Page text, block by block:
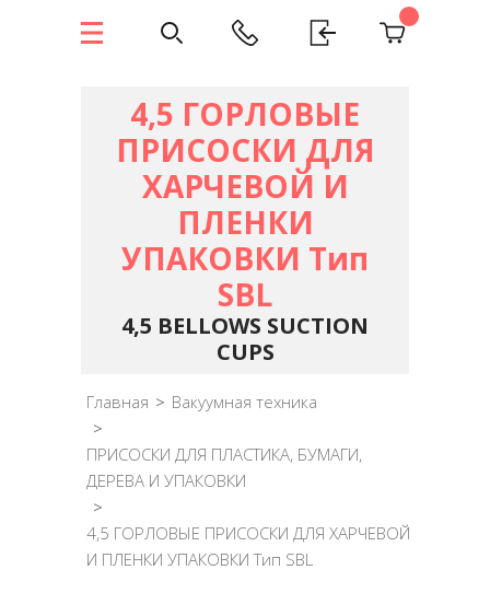
4,5 ГОРЛОВЫЕ
ПРИСОСКИ ДЛЯ
ХАРЧЕВОЙ И
ПЛЕНКИ
УПАКОВКИ Тип
SBL
4,5 BELLOWS SUCTION
CUPS
Главная > Вакуумная техника
>
ПРИСОСКИ ДЛЯ ПЛАСТИКА, БУМАГИ,
ДЕРЕВА И УПАКОВКИ
>
4,5 ГОРЛОВЫЕ ПРИСОСКИ ДЛЯ ХАРЧЕВОЙ
И ПЛЕНКИ УПАКОВКИ Тип SBL